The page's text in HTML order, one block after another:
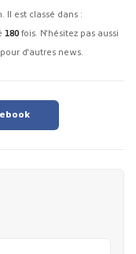
Il est classé dans :
180 fois. N'hésitez pas aussi
pour d'autres news.